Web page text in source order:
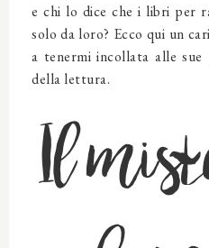
e chi lo dice che i libri per
solo da loro? Ecco qui un
a tenermi incollata alle
della lettura.
Il